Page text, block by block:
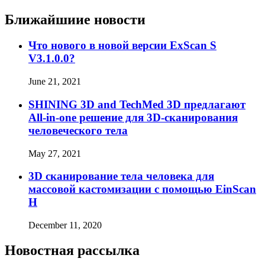
Ближайшиие новости
Что нового в новой версии ExScan S
V3.1.0.0?
June 21, 2021
SHINING 3D and TechMed 3D предлагают
All-in-one решение для 3D-сканирования
человеческого тела
May 27, 2021
3D сканирование тела человека для
массовой кастомизации с помощью EinScan
H
December 11, 2020
Новостная рассылка